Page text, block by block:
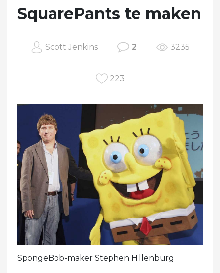
SquarePants te maken
Scott Jenkins 2 3235
223
SpongeBob-maker Stephen Hillenburg